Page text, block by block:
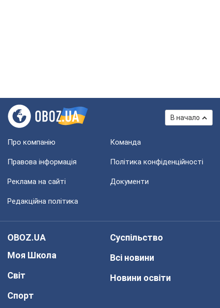
В начало
Про компанію Команда
Правова інформація Політика конфіденційності
Реклама на сайті Документи
Редакційна політика
OBOZ.UA
Моя Школа
Світ
Спорт
Суспільство
Всі новини
Новини освіти